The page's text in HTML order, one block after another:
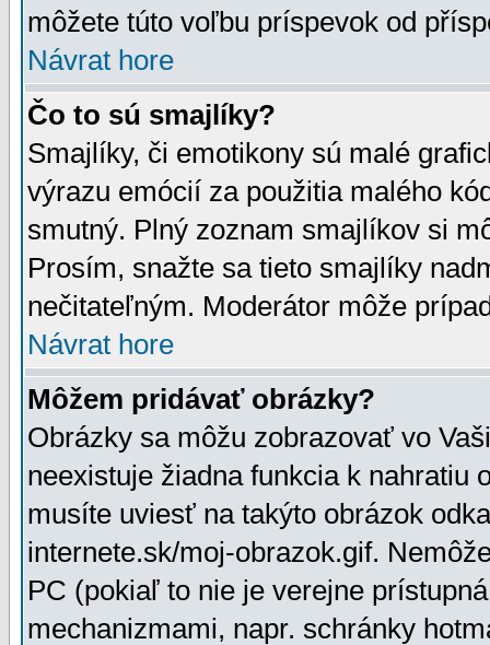
môžete túto voľbu príspevok od
Návrat hore
Čo to sú smajlíky?
Smajlíky, či emotikony sú malé
výrazu emócií za použitia malého
smutný. Plný zoznam smajlíkov si
Prosím, snažte sa tieto smajlíky
nečitateľným. Moderátor môže
Návrat hore
Môžem pridávať obrázky?
Obrázky sa môžu zobrazovať vo
neexistuje žiadna funkcia k nahratiu
musíte uviesť na takýto obrázok
internete.sk/moj-obrazok.gif.
PC (pokiaľ to nie je verejne
mechanizmami, napr. schránky